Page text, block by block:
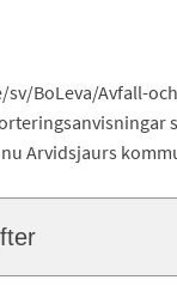
BoLeva/Avfall-
Arvidsjaurs